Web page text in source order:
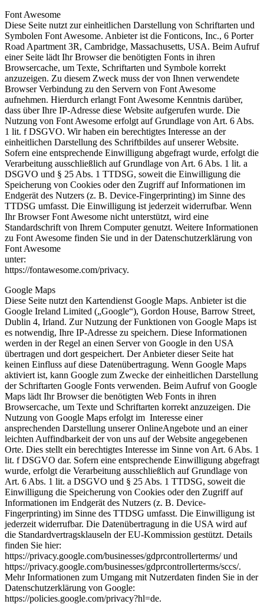
Font Awesome
Diese Seite nutzt zur einheitlichen Darstellung von Schriftarten und
Symbolen Font Awesome. Anbieter ist die Fonticons, Inc., 6 Porter
Road Apartment 3R, Cambridge, Massachusetts, USA. Beim Aufruf
einer Seite lädt Ihr Browser die benötigten Fonts in ihren
Browsercache, um Texte, Schriftarten und Symbole korrekt
anzuzeigen. Zu diesem Zweck muss der von Ihnen verwendete
Browser Verbindung zu den Servern von Font Awesome
aufnehmen. Hierdurch erlangt Font Awesome Kenntnis darüber,
dass über Ihre IP-Adresse diese Website aufgerufen wurde. Die
Nutzung von Font Awesome erfolgt auf Grundlage von Art. 6 Abs.
1 lit. f DSGVO. Wir haben ein berechtigtes Interesse an der
einheitlichen Darstellung des Schriftbildes auf unserer Website.
Sofern eine entsprechende Einwilligung abgefragt wurde, erfolgt die
Verarbeitung ausschließlich auf Grundlage von Art. 6 Abs. 1 lit. a
DSGVO und § 25 Abs. 1 TTDSG, soweit die Einwilligung die
Speicherung von Cookies oder den Zugriff auf Informationen im
Endgerät des Nutzers (z. B. Device-Fingerprinting) im Sinne des
TTDSG umfasst. Die Einwilligung ist jederzeit widerrufbar. Wenn
Ihr Browser Font Awesome nicht unterstützt, wird eine
Standardschrift von Ihrem Computer genutzt. Weitere Informationen
zu Font Awesome finden Sie und in der Datenschutzerklärung von
Font Awesome
unter:
https://fontawesome.com/privacy.
Google Maps
Diese Seite nutzt den Kartendienst Google Maps. Anbieter ist die
Google Ireland Limited („Google“), Gordon House, Barrow Street,
Dublin 4, Irland. Zur Nutzung der Funktionen von Google Maps ist
es notwendig, Ihre IP-Adresse zu speichern. Diese Informationen
werden in der Regel an einen Server von Google in den USA
übertragen und dort gespeichert. Der Anbieter dieser Seite hat
keinen Einfluss auf diese Datenübertragung. Wenn Google Maps
aktiviert ist, kann Google zum Zwecke der einheitlichen Darstellung
der Schriftarten Google Fonts verwenden. Beim Aufruf von Google
Maps lädt Ihr Browser die benötigten Web Fonts in ihren
Browsercache, um Texte und Schriftarten korrekt anzuzeigen. Die
Nutzung von Google Maps erfolgt im Interesse einer
ansprechenden Darstellung unserer OnlineAngebote und an einer
leichten Auffindbarkeit der von uns auf der Website angegebenen
Orte. Dies stellt ein berechtigtes Interesse im Sinne von Art. 6 Abs. 1
lit. f DSGVO dar. Sofern eine entsprechende Einwilligung abgefragt
wurde, erfolgt die Verarbeitung ausschließlich auf Grundlage von
Art. 6 Abs. 1 lit. a DSGVO und § 25 Abs. 1 TTDSG, soweit die
Einwilligung die Speicherung von Cookies oder den Zugriff auf
Informationen im Endgerät des Nutzers (z. B. Device-
Fingerprinting) im Sinne des TTDSG umfasst. Die Einwilligung ist
jederzeit widerrufbar. Die Datenübertragung in die USA wird auf
die Standardvertragsklauseln der EU-Kommission gestützt. Details
finden Sie hier:
https://privacy.google.com/businesses/gdprcontrollerterms/ und
https://privacy.google.com/businesses/gdprcontrollerterms/sccs/.
Mehr Informationen zum Umgang mit Nutzerdaten finden Sie in der
Datenschutzerklärung von Google:
https://policies.google.com/privacy?hl=de.